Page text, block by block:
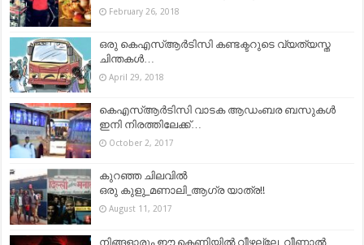
February 26, 2018
ഒരു കെഎസ്ആര്‍ടിസി കണ്ടക്ടറുടെ വ്യത്യസ്ത
ചിന്തകള്‍…
April 29, 2018
കെഎസ്ആർടിസി വാടക ആഡംബര ബസുകൾ
ഇനി നിരത്തിലേക്ക്…
October 2, 2017
കുറഞ്ഞ ചിലവിൽ
ഒരു കുളു_മണാലി_ആഗ്ര യാത്ര!!
August 11, 2017
നിങ്ങളാരും ഈ കെണിയിൽ വീഴല്ലേ, വീണാൽ